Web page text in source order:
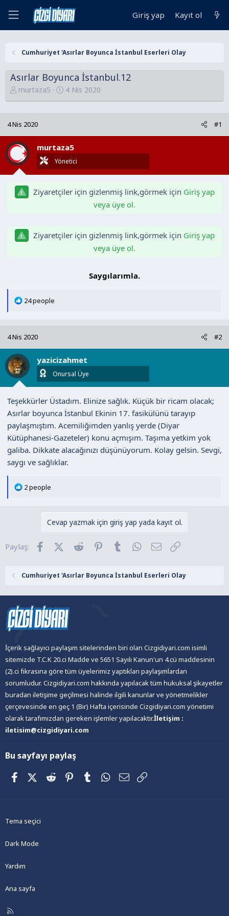
Giriş yap Kayıt ol
Cumhuriyet 'Asırlar Boyunca İstanbul Eserleri Olay
Asırlar Boyunca İstanbul.12
K
o
u
y
u
B
a
l
a
n
murtaza5
B
a
a
n
g
ı
t
h
4 Nis 2020
4 Nis 2020 #1
murtaza5
Yönetici
Ziyaretçiler için gizlenmiş link,görmek için Giriş yap
veya üye ol.
Ziyaretçiler için gizlenmiş link,görmek için Giriş yap
veya üye ol.
Saygılarımla.​
T
i
l
e
r
24 people
4 Nis 2020 #2
yazicizahmet
Onursal Üye
Teşekkürler Üstadım. Elinize sağlık. Küçük bir ricam olacak;
Asırlar boyunca İstanbul Ekinin 17. fasikülünü tarayıp
paylaşmıştım. Acemiliğimden yanlış yerde (Diyar
Kütüphanesi-Gazeteler) konu açmışım. Taşıma yetkim yok
galiba. Dikkate alacağınızı düşünüyorum. Kolay gelsin. Sevgi,
saygı ve sağlıklar.
T
e
2 people
Cevap yazmak için giriş yap yada kayıt ol.
Paylaş: FacebookX (Twitter)
Reddit Pinterest
Tumblr WhatsApp
E-posta
Cumhuriyet 'Asırlar Boyunca İstanbul Eserleri Olay
İçerik sağlayıcı paylaşım sitelerinden biri olan Cizgidiyari.com isimli
sitemizde T.C.K 20.ci Madde ve 5651 Sayılı Kanun'un 4.cü maddesinin
(2).ci fıkrasına göre tüm üyelerimiz yaptıkları paylaşımlardan
sorumludur. Cizgidiyari.com hakkında yapılacak tüm hukuksal şikayetler
buradan iletişime geçilmesi halinde ilgili kanunlar ve yönetmelikler
çerçevesinde en geç 1 (Bir) Hafta içerisinde Cizgidiyari.com yönetimi
olarak tarafımızdan gereken işlemler yapılacaktır.İletişim :
iletisim@cizgidiyari.com
Bu sayfayı paylaş
FacebookX (Twitter)
Reddit PinterestTumblrWhatsApp
E-posta
Tema seçici
Dark Mode
Yardım
Ana sayfa
R